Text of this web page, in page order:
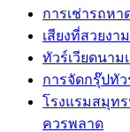
การเช่ารถห
เสียงที่สวยงา
ทัวร์เวียดนา
การจัดกรุ๊ปทั
โรงแรมสมุท
ควรพลาด